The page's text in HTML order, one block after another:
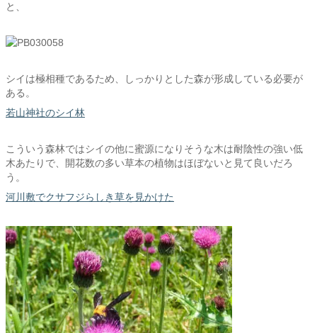
と、
シイは極相種であるため、しっかりとした森が形成している必要が
ある。
若山神社のシイ林
こういう森林ではシイの他に蜜源になりそうな木は耐陰性の強い低
木あたりで、開花数の多い草本の植物はほぼないと見て良いだろ
う。
河川敷でクサフジらしき草を見かけた